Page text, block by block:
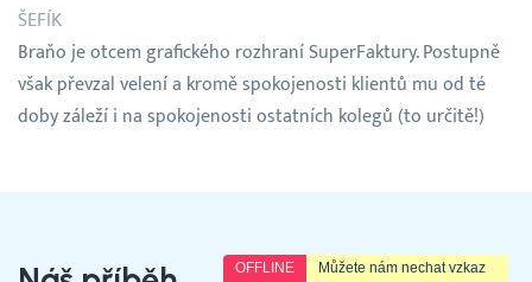
ŠEFÍK
Braňo je otcem grafického rozhraní SuperFaktury. Postupně
však převzal velení a kromě spokojenosti klientů mu od té
doby záleží i na spokojenosti ostatních kolegů (to určitě!)
OFFLINE Můžete nám nechat vzkaz